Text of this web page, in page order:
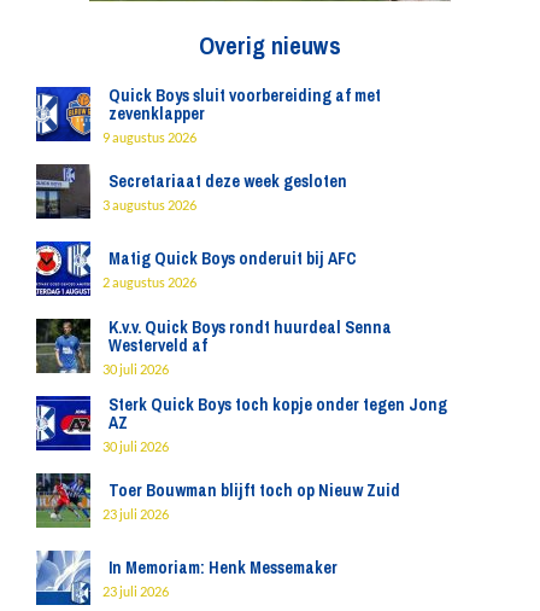
Overig nieuws
Quick Boys sluit voorbereiding af met
zevenklapper
9 augustus 2026
Secretariaat deze week gesloten
3 augustus 2026
Matig Quick Boys onderuit bij AFC
2 augustus 2026
K.v.v. Quick Boys rondt huurdeal Senna
Westerveld af
30 juli 2026
Sterk Quick Boys toch kopje onder tegen Jong
AZ
30 juli 2026
Toer Bouwman blijft toch op Nieuw Zuid
23 juli 2026
In Memoriam: Henk Messemaker
23 juli 2026